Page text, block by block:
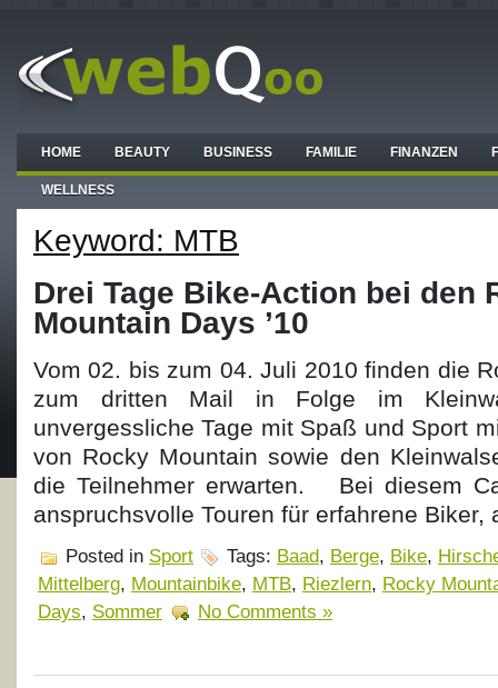
HOME BEAUTY BUSINESS FAMILIE FINANZEN
WELLNESS
Keyword: MTB
Drei Tage Bike-Action bei den
Mountain Days ’10
Vom 02. bis zum 04. Juli 2010 finden die
zum dritten Mail in Folge im
unvergessliche Tage mit Spaß und Sport
von Rocky Mountain sowie den
die Teilnehmer erwarten. Bei diesem
anspruchsvolle Touren für erfahrene
Posted in Sport Tags: Baad, Berge, Bike,
Mittelberg, Mountainbike, MTB, Riezlern, Rocky
Days, Sommer No Comments »